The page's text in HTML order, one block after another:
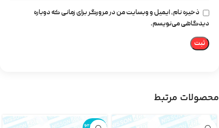
ذخیره نام، ایمیل و وبسایت من در مرورگر برای زمانی که دوباره
دیدگاهی می‌نویسم.
محصولات مرتبط
اتمام موجو